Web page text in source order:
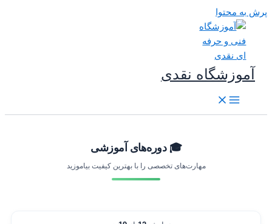
به محتوا
آموزشگاه نقدی
🎓 دوره‌های آموزشی
مهارت‌های تخصصی را با بهترین کیفیت بیاموزید